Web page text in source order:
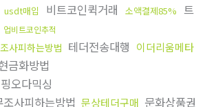
usdt매입 비트코인퀵거래 소액결제85%
트
업비트코인추적
사피하는방법 테더전송대행 이더리움메타
금화방법
핑오다믹싱
조사피하는방법 문상테더구매 문화상품권